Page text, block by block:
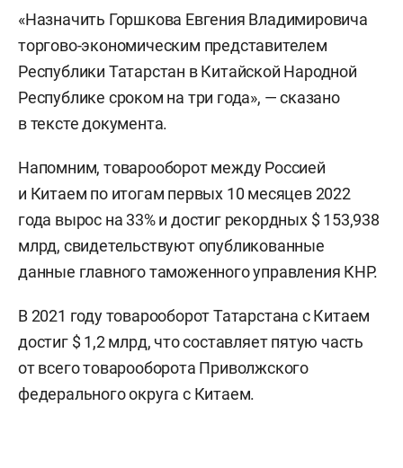
«Назначить Горшкова Евгения Владимировича
торгово-экономическим представителем
Республики Татарстан в Китайской Народной
Республике сроком на три года», — сказано
в тексте документа.
Напомним, товарооборот между Россией
и Китаем по итогам первых 10 месяцев 2022
года вырос на 33% и достиг рекордных $ 153,938
млрд, свидетельствуют опубликованные
данные главного таможенного управления КНР.
В 2021 году товарооборот Татарстана с Китаем
достиг $ 1,2 млрд, что составляет пятую часть
от всего товарооборота Приволжского
федерального округа с Китаем.